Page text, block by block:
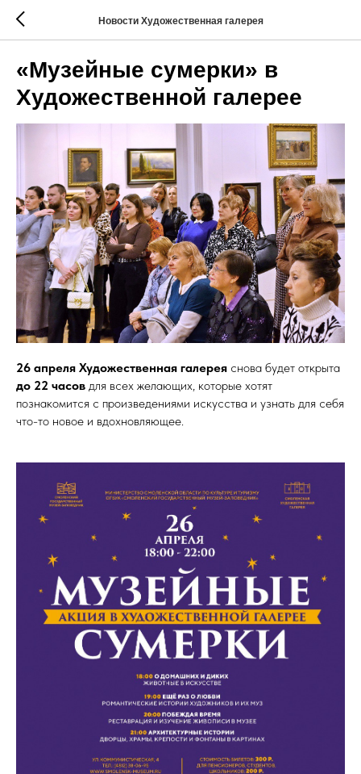
Новости Художественная галерея
«Музейные сумерки» в
Художественной галерее
26 апреля Художественная галерея снова будет открыта
до 22 часов для всех желающих, которые хотят
познакомится с произведениями искусства и узнать для себя
что-то новое и вдохновляющее.